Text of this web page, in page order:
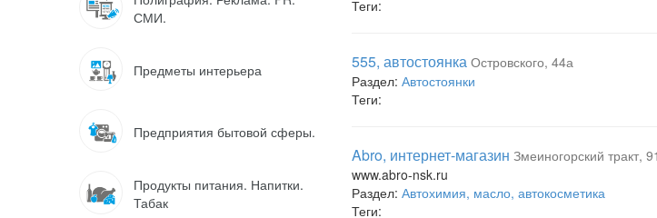
СМИ.
Предметы интерьера
Предприятия бытовой сферы.
Продукты питания. Напитки.
Табак
Теги:
555, автостоянка Островского, 44а
Раздел: Автостоянки
Теги:
Abro, интернет-магазин Змеиногорский тракт,
www.abro-nsk.ru
Раздел: Автохимия, масло, автокосметика
Теги: